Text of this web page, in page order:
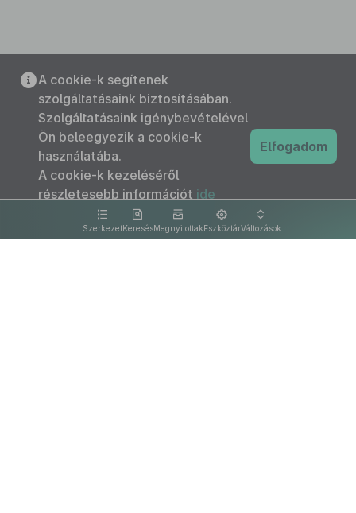
SzerkezetKeresésMegnyitottakEszköztárVáltozások
A cookie-k segítenek
szolgáltatásaink biztosításában.
Szolgáltatásaink igénybevételével
Ön beleegyezik a cookie-k
használatába.
A cookie-k kezeléséről
részletesebb információt ide
kattintva olvashat.
Elfogadom